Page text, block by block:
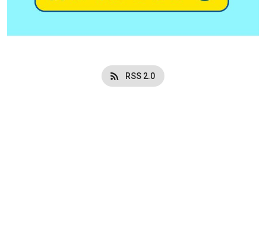
RSS 2.0